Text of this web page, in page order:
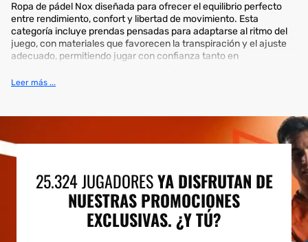
Ropa de pádel Nox diseñada para ofrecer el equilibrio perfecto
entre rendimiento, confort y libertad de movimiento. Esta
categoría incluye prendas pensadas para adaptarse al ritmo del
juego, con materiales que favorecen la transpiración y el ajuste
adecuado, permitiendo jugar con confianza tanto en
Leer más ...
25.324 JUGADORESYA DISFRUTAN DE
NUESTRAS PROMOCIONES
EXCLUSIVAS. ¿Y TÚ?